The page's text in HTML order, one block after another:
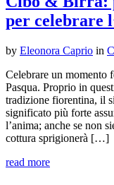
per celebrare
by Eleonora Caprio in
Celebrare un momento
Pasqua. Proprio in
tradizione fiorentina, il
significato più forte
l’anima; anche se non
cottura sprigionerà […]
read more